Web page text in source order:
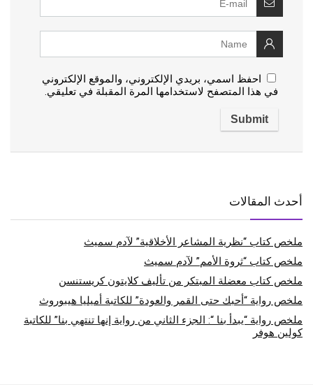
احفظ اسمي، بريدي الإلكتروني، والموقع الإلكتروني
في هذا المتصفح لاستخدامها المرة المقبلة في تعليقي.
أحدث المقالات
ملخص كتاب “نظرية المشاعر الأخلاقية” لآدم سميث
ملخص كتاب “ثروة الأمم” لآدم سميث
ملخص كتاب معضلة المبتكر من تأليف كلايتون كريستنسن
ملخص رواية “أحبك حتى القمر والعودة” للكاتبة أميليا هيبوروث
ملخص رواية “يبدأ بنا “: الجزء الثاني من رواية إنها تنتهي بنا” للكاتبة
كولين هوفر